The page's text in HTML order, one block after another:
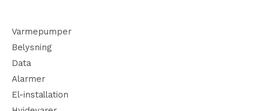
Varmepumper
Belysning
Data
Alarmer
El-installation